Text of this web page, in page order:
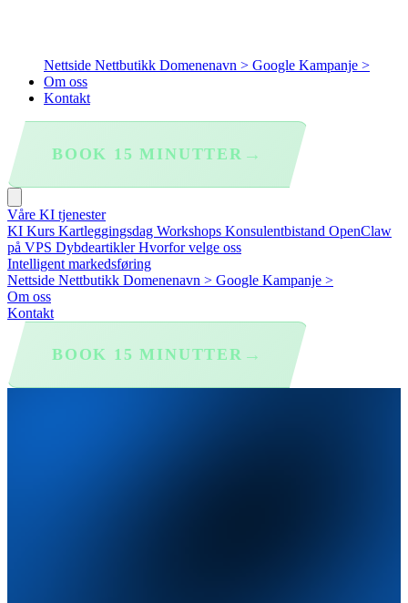
Nettside Nettbutikk Domenenavn > Google Kampanje >
Om oss
Kontakt
BOOK 15 MINUTTER →
Våre KI tjenester
KI Kurs Kartleggingsdag Workshops Konsulentbistand OpenClaw
på VPS DybdeartiklerHvorfor velge oss
Intelligent markedsføring
Nettside Nettbutikk Domenenavn > Google Kampanje >
Om oss
Kontakt
BOOK 15 MINUTTER →